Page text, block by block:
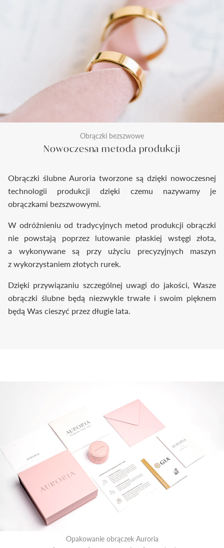
Obrączki bezszwowe
Nowoczesna metoda produkcji
Obrączki ślubne Auroria tworzone są dzięki nowoczesnej
technologii produkcji dzięki czemu nazywamy je
obrączkami bezszwowymi.
W odróżnieniu od tradycyjnych metod produkcji obrączki
nie powstają poprzez lutowanie płaskiej wstęgi złota,
a wykonywane są przy użyciu precyzyjnych maszyn
z wykorzystaniem złotych rurek.
Dzięki przywiązaniu szczególnej uwagi do jakości, Wasze
obrączki ślubne będą niezwykle trwałe i swoim pięknem
będą Was cieszyć przez długie lata.
Opakowanie obrączek Auroria